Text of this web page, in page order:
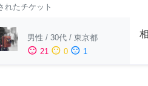
れたチケット
男性 / 30代 / 東京都
sentiment_satisfied 21 sentiment_neutral 0 sentiment_dissatisfied 1